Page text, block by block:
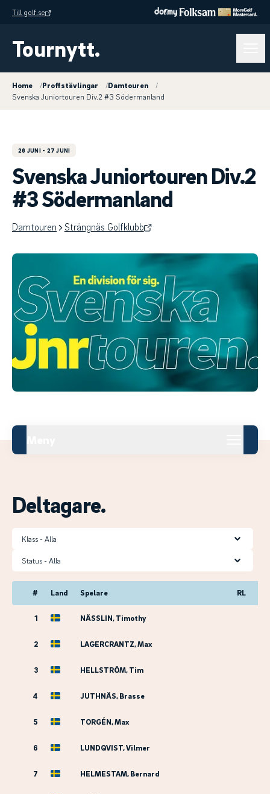
Till golf.se
Tournytt.
Home /Proffstävlingar /Damtouren
/
Svenska Juniortouren Div.2 #3 Södermanland
26 JUNI - 27 JUNI
Svenska Juniortouren Div.2
#3 Södermanland
Damtouren Strängnäs Golfklubb
Deltagare.
Klass
Status
# Land Spelare RL
1 NÄSSLIN, Timothy
2 LAGERCRANTZ, Max
3 HELLSTRÖM, Tim
4 JUTHNÄS, Brasse
5 TORGÉN, Max
6 LUNDQVIST, Vilmer
7 HELMESTAM, Bernard